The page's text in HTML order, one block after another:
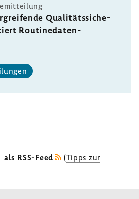
Quali­täts­si­che­
Routinedaten-​
als RSS-Feed (Tipps zur